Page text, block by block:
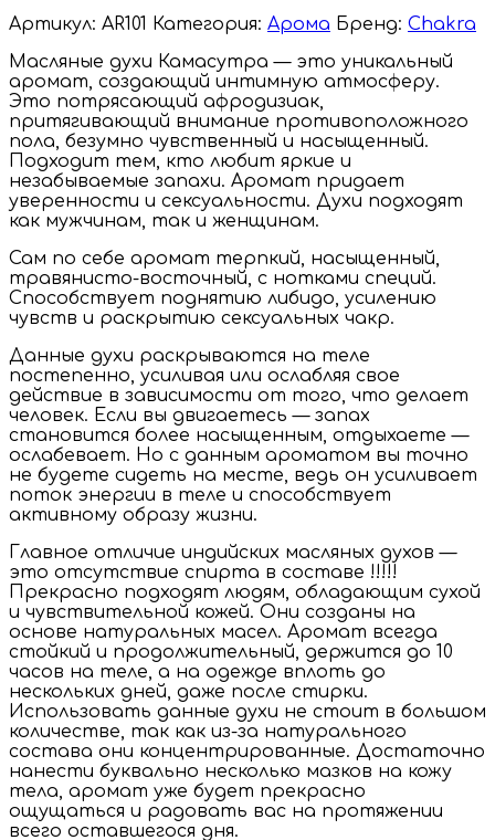
Артикул: AR101 Категория: Арома Бренд: Chakra
Масляные духи Камасутра — это уникальный
аромат, создающий интимную атмосферу.
Это потрясающий афродизиак,
притягивающий внимание противоположного
пола, безумно чувственный и насыщенный.
Подходит тем, кто любит яркие и
незабываемые запахи. Аромат придает
уверенности и сексуальности. Духи подходят
как мужчинам, так и женщинам.
Сам по себе аромат терпкий, насыщенный,
травянисто-восточный, с нотками специй.
Способствует поднятию либидо, усилению
чувств и раскрытию сексуальных чакр.
Данные духи раскрываются на теле
постепенно, усиливая или ослабляя свое
действие в зависимости от того, что делает
человек. Если вы двигаетесь — запах
становится более насыщенным, отдыхаете —
ослабевает. Но с данным ароматом вы точно
не будете сидеть на месте, ведь он усиливает
поток энергии в теле и способствует
активному образу жизни.
Главное отличие индийских масляных духов —
это отсутствие спирта в составе !!!!!
Прекрасно подходят людям, обладающим сухой
и чувствительной кожей. Они созданы на
основе натуральных масел. Аромат всегда
стойкий и продолжительный, держится до 10
часов на теле, а на одежде вплоть до
нескольких дней, даже после стирки.
Использовать данные духи не стоит в большом
количестве, так как из-за натурального
состава они концентрированные. Достаточно
нанести буквально несколько мазков на кожу
тела, аромат уже будет прекрасно
ощущаться и радовать вас на протяжении
всего оставшегося дня.